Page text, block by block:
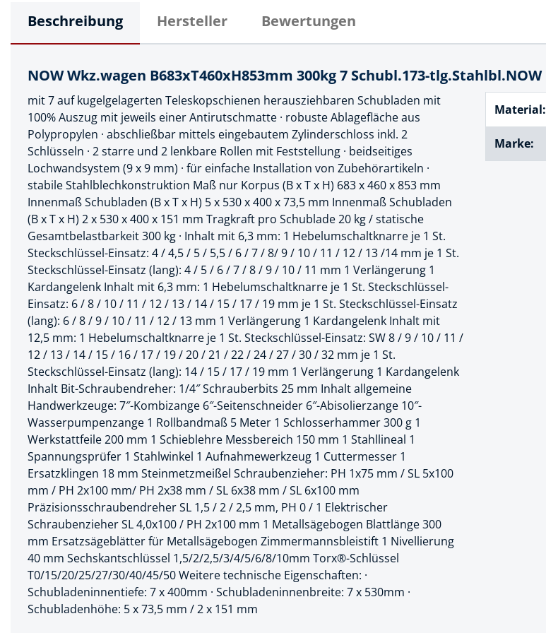
Verbindungs- und Klemmsysteme
Zubehör Maschinenbefestigung
Splinte & Federstecker
Schellen
Holzverbinder
Handpresse
Hebelwerkzeug
Hebewerkzeuge
Hobel, Beitel & Ziehklingen
Magnetwerkzeuge
Malerwerkzeug
Maurer- und Schlagschnur
Meißel
Nietwerkzeug
Pumpen
Schneidwerkzeug
Spachtel & Kelle
Spanntechnik
Spannungsprüfer
Stanzwerkzeuge & Lochwerkzeuge
Beschreibung Hersteller Bewertungen
NOW Wkz.wagen B683xT460xH853mm 300kg 7 Schubl.173-tlg.Stahlbl.NOW
mit 7 auf kugelgelagerten Teleskopschienen herausziehbaren Schubladen mit
100% Auszug mit jeweils einer Antirutschmatte · robuste Ablagefläche aus
Polypropylen · abschließbar mittels eingebautem Zylinderschloss inkl. 2
Schlüsseln · 2 starre und 2 lenkbare Rollen mit Feststellung · beidseitiges
Lochwandsystem (9 x 9 mm) · für einfache Installation von Zubehörartikeln ·
stabile Stahlblechkonstruktion Maß nur Korpus (B x T x H) 683 x 460 x 853 mm
Innenmaß Schubladen (B x T x H) 5 x 530 x 400 x 73,5 mm Innenmaß Schubladen
(B x T x H) 2 x 530 x 400 x 151 mm Tragkraft pro Schublade 20 kg / statische
Gesamtbelastbarkeit 300 kg · Inhalt mit 6,3 mm: 1 Hebelumschaltknarre je 1 St.
Steckschlüssel-Einsatz: 4 / 4,5 / 5 / 5,5 / 6 / 7 / 8/ 9 / 10 / 11 / 12 / 13 /14 mm je 1 St.
Steckschlüssel-Einsatz (lang): 4 / 5 / 6 / 7 / 8 / 9 / 10 / 11 mm 1 Verlängerung 1
Kardangelenk Inhalt mit 6,3 mm: 1 Hebelumschaltknarre je 1 St. Steckschlüssel-
Einsatz: 6 / 8 / 10 / 11 / 12 / 13 / 14 / 15 / 17 / 19 mm je 1 St. Steckschlüssel-Einsatz
(lang): 6 / 8 / 9 / 10 / 11 / 12 / 13 mm 1 Verlängerung 1 Kardangelenk Inhalt mit
12,5 mm: 1 Hebelumschaltknarre je 1 St. Steckschlüssel-Einsatz: SW 8 / 9 / 10 / 11 /
12 / 13 / 14 / 15 / 16 / 17 / 19 / 20 / 21 / 22 / 24 / 27 / 30 / 32 mm je 1 St.
Steckschlüssel-Einsatz (lang): 14 / 15 / 17 / 19 mm 1 Verlängerung 1 Kardangelenk
Inhalt Bit-Schraubendreher: 1/4″ Schrauberbits 25 mm Inhalt allgemeine
Handwerkzeuge: 7″-Kombizange 6″-Seitenschneider 6″-Abisolierzange 10″-
Wasserpumpenzange 1 Rollbandmaß 5 Meter 1 Schlosserhammer 300 g 1
Werkstattfeile 200 mm 1 Schieblehre Messbereich 150 mm 1 Stahllineal 1
Spannungsprüfer 1 Stahlwinkel 1 Aufnahmewerkzeug 1 Cuttermesser 1
Ersatzklingen 18 mm Steinmetzmeißel Schraubenzieher: PH 1x75 mm / SL 5x100
mm / PH 2x100 mm/ PH 2x38 mm / SL 6x38 mm / SL 6x100 mm
Präzisionsschraubendreher SL 1,5 / 2 / 2,5 mm, PH 0 / 1 Elektrischer
Schraubenzieher SL 4,0x100 / PH 2x100 mm 1 Metallsägebogen Blattlänge 300
mm Ersatzsägeblätter für Metallsägebogen Zimmermannsbleistift 1 Nivellierung
40 mm Sechskantschlüssel 1,5/2/2,5/3/4/5/6/8/10mm Torx®-Schlüssel
T0/15/20/25/27/30/40/45/50 Weitere technische Eigenschaften: ·
Schubladeninnentiefe: 7 x 400mm · Schubladeninnenbreite: 7 x 530mm ·
Schubladenhöhe: 5 x 73,5 mm / 2 x 151 mm
Material:
Marke: